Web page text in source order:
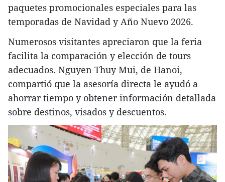
paquetes promocionales especiales para las
temporadas de Navidad y Año Nuevo 2026.
Numerosos visitantes apreciaron que la feria
facilita la comparación y elección de tours
adecuados. Nguyen Thuy Mui, de Hanoi,
compartió que la asesoría directa le ayudó a
ahorrar tiempo y obtener información detallada
sobre destinos, visados y descuentos.